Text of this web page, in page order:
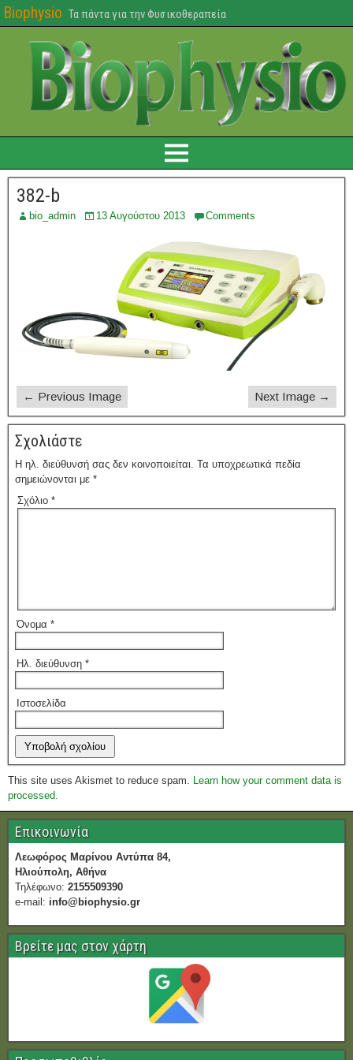
Biophysio Τα πάντα για την Φυσικοθεραπεία
382-b
bio_admin 13 Αυγούστου 2013 Comments
← Previous Image Next Image →
Σχολιάστε
Η ηλ. διεύθυνσή σας δεν κοινοποιείται. Τα υποχρεωτικά πεδία
σημειώνονται με *
Σχόλιο *
Όνομα *
Ηλ. διεύθυνση *
Ιστοσελίδα
This site uses Akismet to reduce spam.
Learn how your comment data is
processed.
Επικοινωνία
Λεωφόρος Μαρίνου Αντύπα 84,
Ηλιούπολη, Αθήνα
Τηλέφωνο: 2155509390
e-mail: info@biophysio.gr
Βρείτε μας στον χάρτη